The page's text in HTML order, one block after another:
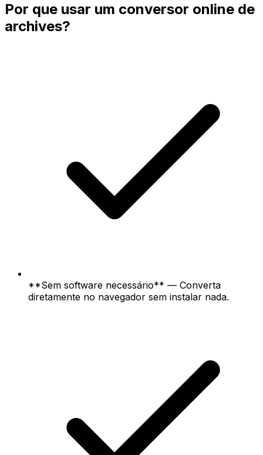
Por que usar um conversor online de
archives?
**Sem software necessário** — Converta
diretamente no navegador sem instalar nada.